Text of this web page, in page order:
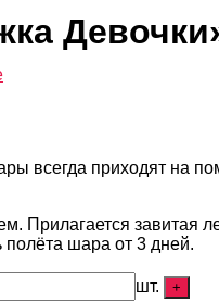
всегда приходят на
Прилагается завитая
полёта шара от 3 дней.
шт.